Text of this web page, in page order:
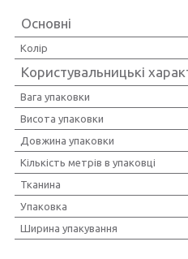
Основні
Колір
Користувальницькі
Вага упаковки
Висота упаковки
Довжина упаковки
Кількість метрів в упаковці
Тканина
Упаковка
Ширина упакування